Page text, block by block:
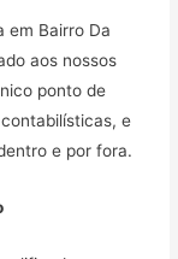
em Bairro Da
aos nossos
ponto de
e
e por fora.